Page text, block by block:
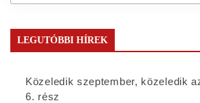
LEGUTÓBBI HÍREK
Közeledik szeptember, közeledik
6. rész